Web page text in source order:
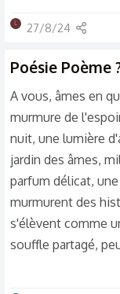
préférable...de ne
visite !? Pour cela !
L 27/8/24
Poésie Poème
A vous, âmes en
murmure de
nuit, une lumière
jardin des âmes,
parfum délicat,
murmurent des
s'élèvent comme
souffle partagé,
Un regard